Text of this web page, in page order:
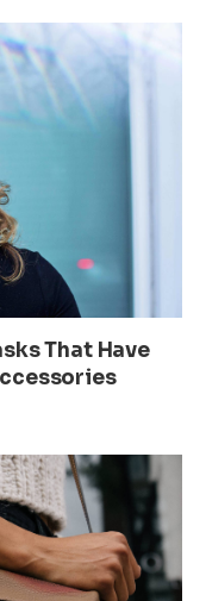
That Have